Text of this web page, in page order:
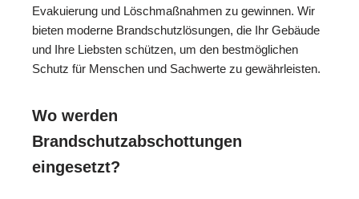
Evakuierung und Löschmaßnahmen zu gewinnen. Wir
bieten moderne Brandschutzlösungen, die Ihr Gebäude
und Ihre Liebsten schützen, um den bestmöglichen
Schutz für Menschen und Sachwerte zu gewährleisten.
Wo werden
Brandschutzabschottungen
eingesetzt?